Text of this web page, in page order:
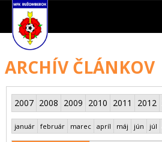
ARCHÍV ČLÁNKOV
2007 2008 2009 2010 2011 2012
január február marec apríl máj jún júl